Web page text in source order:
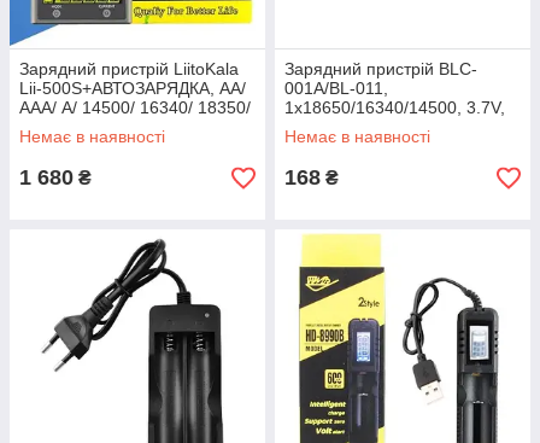
Зарядний пристрій LiitoKala
Lii-500S+АВТОЗАРЯДКА, АА/
ААА/ A/ 14500/ 16340/ 18350/
18650/ 26650
Немає в наявності
1 680 ₴
Зарядний пристрій BLC-
001A/BL-011,
1x18650/16340/14500, 3.7V,
USB
Немає в наявності
168 ₴